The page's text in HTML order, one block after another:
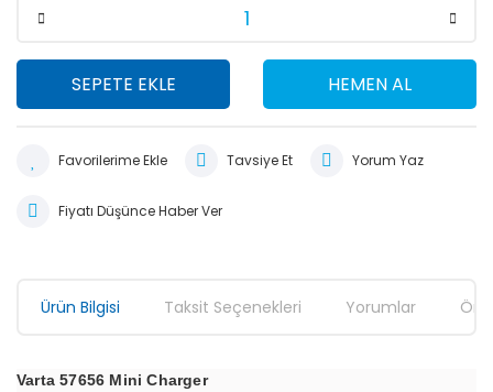
SEPETE EKLE HEMEN AL
Tavsiye Et Yorum Yaz
Fiyatı Düşünce Haber Ver
Ürün Bilgisi Taksit Seçenekleri Yorumlar
Varta 57656 Mini Charger